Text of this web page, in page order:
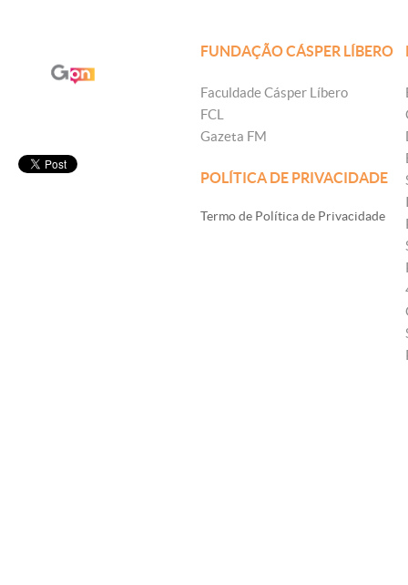
FUNDAÇÃO CÁSPER LÍBERO
Faculdade Cásper Líbero
FCL
Gazeta FM
POLÍTICA DE PRIVACIDADE
Termo de Política de Privacidade